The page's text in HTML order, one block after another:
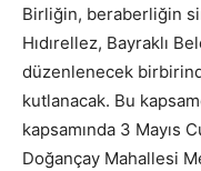
Birliğin, beraberliğin
Hıdırellez, Bayraklı
düzenlenecek
kutlanacak. Bu
kapsamında 3 Mayıs
Doğançay Mahallesi